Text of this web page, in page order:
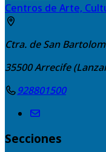
Centros de Arte,
Ctra. de San
35500Arrecife
928801500
Secciones